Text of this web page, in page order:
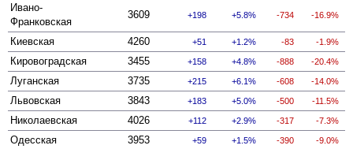
Ивано-
Франковская
3609 198 5.8% -734 -16.9%
Киевская 4260 51 1.2% -83 -1.9%
Кировоградская 3455 158 4.8% -888 -20.4%
Луганская 3735 215 6.1% -608 -14.0%
Львовская 3843 183 5.0% -500 -11.5%
Николаевская 4026 112 2.9% -317 -7.3%
Одесская 3953 59 1.5% -390 -9.0%